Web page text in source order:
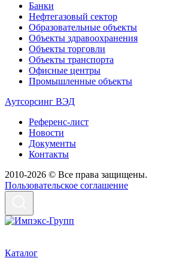
Банки
Нефтегазовый сектор
Образовательные объекты
Объекты здравоохранения
Объекты торговли
Объекты транспорта
Офисные центры
Промышленные объекты
Аутсорсинг ВЭД
Референс-лист
Новости
Документы
Контакты
2010-2026 © Все права защищены.
Пользовательское соглашение
Каталог